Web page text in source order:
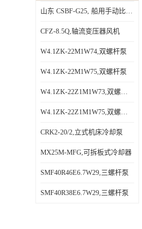
山东 CSBF-G25, 船用手动比例流量方向复合阀
CFZ-8.5Q,轴流变压器风机
W4.1ZK-22M1W74,双螺杆泵
W4.1ZK-22M1W75,双螺杆泵
W4.1ZK-22Z1M1W73,双螺杆泵
W4.1ZK-22Z1M1W75,双螺杆泵
CRK2-20/2,立式机床冷却泵
MX25M-MFG,可拆板式冷却器
SMF40R46E6.7W29,三螺杆泵
SMF40R38E6.7W29,三螺杆泵